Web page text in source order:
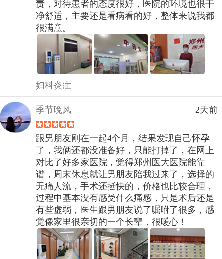
责，对待患者的态度很好，医院的环境也很干
净舒适，主要还是看病看的好，整体来说我都
很满意。
妇科炎症
季节晚风 2天前
跟男朋友刚在一起4个月，结果发现自己怀孕
了，我俩还都没准备好，只能打掉了，在网上
对比了好多家医院，觉得郑州医大医院能靠
谱，周末休息就让男朋友陪我过来了，选择的
无痛人流，手术还挺快的，价格也比较合理，
过程中基本没有感受什么痛感，只是术后还是
有些虚弱，医生跟男朋友说了嘱咐了很多，感
觉像家里很亲切的一个长辈，很暖心！